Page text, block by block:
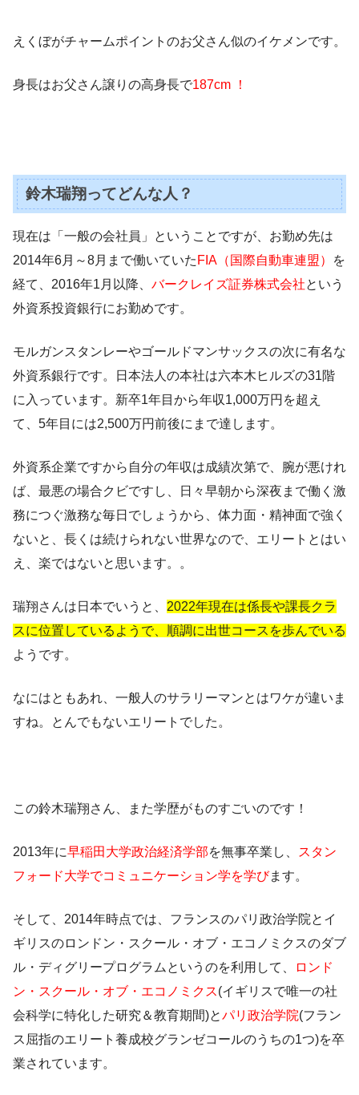
えくぼがチャームポイントのお父さん似のイケメンです。
身長はお父さん譲りの高身長で187cm ！
鈴木瑞翔ってどんな人？
現在は「一般の会社員」ということですが、お勤め先は
2014年6月～8月まで働いていた FIA（国際自動車連盟）
を
経て、2016年1月以降、 バークレイズ証券株式会社という
外資系投資銀行にお勤めです。
モルガンスタンレーやゴールドマンサックスの次に有名な
外資系銀行です。日本法人の本社は六本木ヒルズの31階
に入っています。新卒1年目から年収1,000万円を超え
て、5年目には2,500万円前後にまで達します。
外資系企業ですから自分の年収は成績次第で、腕が悪けれ
ば、最悪の場合クビですし、日々早朝から深夜まで働く激
務につぐ激務な毎日でしょうから、体力面・精神面で強く
ないと、長くは続けられない世界なので、エリートとはい
え、楽ではないと思います。。
瑞翔さんは日本でいうと、 2022年現在は係長や課長クラ
スに位置しているようで、順調に出世コースを歩んでいる
ようです。
なにはともあれ、一般人のサラリーマンとはワケが違いま
すね。とんでもないエリートでした。
この鈴木瑞翔さん、また学歴がものすごいのです！
2013年に早稲田大学政治経済学部を無事卒業し、
スタン
フォード大学でコミュニケーション学を学びます。
そして、2014年時点では、 フランスのパリ政治学院と イ
ギリスのロンドン・スクール・オブ・エコノミクスのダブ
ル・ディグリープログラムというのを利用して、
ロンド
ン・スクール・オブ・エコノミクス(イギリスで唯一の社
会科学に特化した研究＆教育期間)とパリ政治学院(フラン
ス屈指のエリート養成校グランゼコールのうちの1つ)を卒
業されています。